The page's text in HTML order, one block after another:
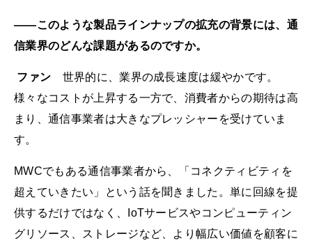
——このような製品ラインナップの拡充の背景には、通
信業界のどんな課題があるのですか。
ファン 世界的に、業界の成長速度は緩やかです。
様々なコストが上昇する一方で、消費者からの期待は高
まり、通信事業者は大きなプレッシャーを受けていま
す。
MWCでもある通信事業者から、「コネクティビティを
超えていきたい」という話を聞きました。単に回線を提
供するだけではなく、IoTサービスやコンピューティン
グリソース、ストレージなど、より幅広い価値を顧客に